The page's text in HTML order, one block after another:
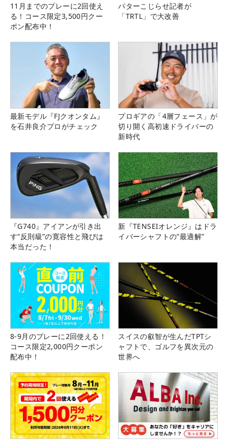
11月までのプレーに2回使え
る！コース限定3,500円クー
ポン配布中！
パターこじらせ記者が
「TRTL」で大改善
最新モデル『FJクオンタム』
を石井良介プロがチェック
プロギアの「4層フェース」が
切り開く高初速ドライバーの
新時代
『G740』アイアンが引き出
す“反則級”の寛容性と飛びは
本当だった！
新『TENSEIオレンジ』はドラ
イバーシャフトの“最適解”
8-9月のプレーに2回使える！
コース限定2,000円クーポン
配布中！
スイスの叡智が生んだTPTシ
ャフトで、ゴルフを異次元の
世界へ